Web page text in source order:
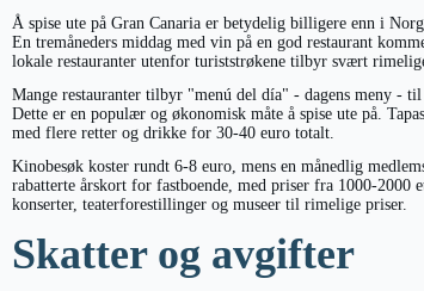
Å spise ute på Gran Canaria er betydelig billigere enn i
En tremåneders middag med vin på en god restaurant
lokale restauranter utenfor turiststrøkene tilbyr svært
Mange restauranter tilbyr "menú del día" - dagens meny -
Dette er en populær og økonomisk måte å spise ute på.
med flere retter og drikke for 30-40 euro totalt.
Kinobesøk koster rundt 6-8 euro, mens en månedlig
rabatterte årskort for fastboende, med priser fra 1000-
konserter, teaterforestillinger og museer til rimelige priser.
Skatter og avgifter